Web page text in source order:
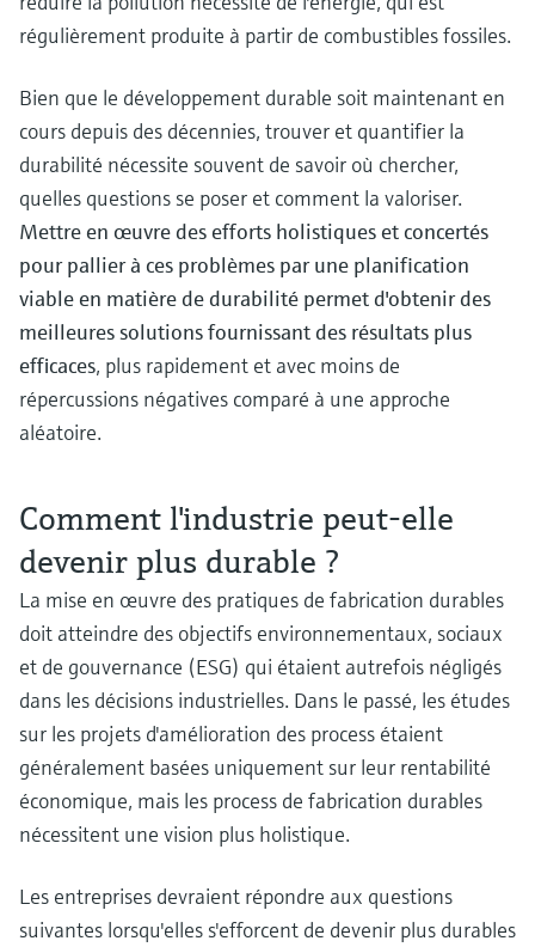
régulièrement produite à partir de combustibles fossiles.
Bien que le développement durable soit maintenant en
cours depuis des décennies, trouver et quantifier la
durabilité nécessite souvent de savoir où chercher,
quelles questions se poser et comment la valoriser.
Mettre en œuvre des efforts holistiques et concertés
pour pallier à ces problèmes par une planification
viable en matière de durabilité permet d'obtenir des
meilleures solutions fournissant des résultats plus
efficaces, plus rapidement et avec moins de
répercussions négatives comparé à une approche
aléatoire.
Comment l'industrie peut-elle
devenir plus durable ?
La mise en œuvre des pratiques de fabrication durables
doit atteindre des objectifs environnementaux, sociaux
et de gouvernance (ESG) qui étaient autrefois négligés
dans les décisions industrielles. Dans le passé, les études
sur les projets d'amélioration des process étaient
généralement basées uniquement sur leur rentabilité
économique, mais les process de fabrication durables
nécessitent une vision plus holistique.
Les entreprises devraient répondre aux questions
suivantes lorsqu'elles s'efforcent de devenir plus durables